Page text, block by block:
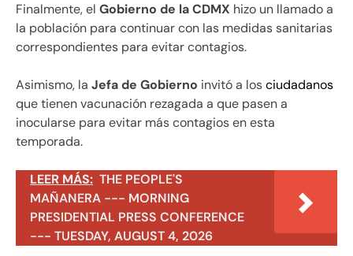
Finalmente, el Gobierno de la CDMX hizo un llamado a
la población para continuar con las medidas sanitarias
correspondientes para evitar contagios.
Asimismo, la Jefa de Gobierno invitó a losciudadanos
que tienen vacunación rezagada a que pasen a
inocularse para evitar más contagios en esta
temporada.
LEER MÁS: THE PEOPLE'S
MAÑANERA --- MORNING
PRESIDENTIAL PRESS CONFERENCE
--- TUESDAY, AUGUST 4, 2026